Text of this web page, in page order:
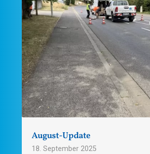
August-Update
18. September 2025